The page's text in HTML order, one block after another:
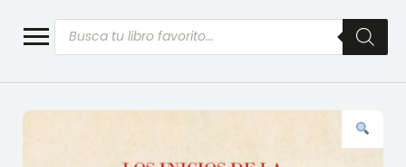
Búsqueda
de
productos